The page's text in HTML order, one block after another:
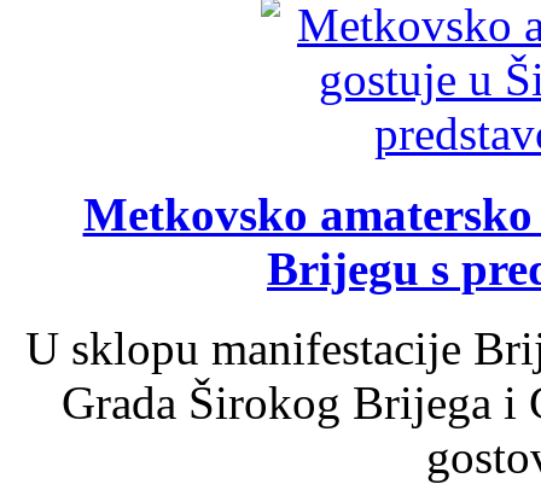
Metkovsko
Brijegu s
U sklopu manifestacije
Grada Širokog Brijega